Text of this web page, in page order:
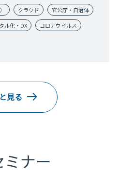
クラウド 官公庁・自治体
ル化・DX コロナウイルス
見る
ナー